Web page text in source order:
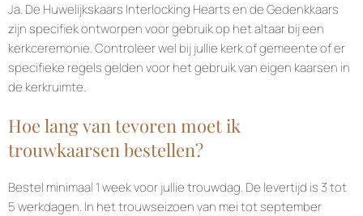
Ja. De Huwelijkskaars Interlocking Hearts en de Gedenkkaars
zijn specifiek ontworpen voor gebruik op het altaar bij een
kerkceremonie. Controleer wel bij jullie kerk of gemeente of er
specifieke regels gelden voor het gebruik van eigen kaarsen in
de kerkruimte.
Hoe lang van tevoren moet ik
trouwkaarsen bestellen?
Bestel minimaal 1 week voor jullie trouwdag. De levertijd is 3 tot
5 werkdagen. In het trouwseizoen van mei tot september